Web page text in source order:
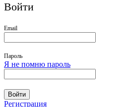
Войти
Email
Пароль
Я не помню пароль
Войти
Регистрация